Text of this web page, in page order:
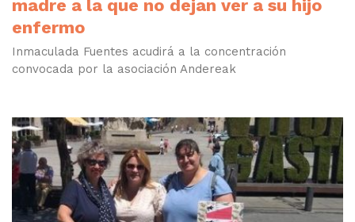
madre a la que no dejan ver a su hijo
enfermo
Inmaculada Fuentes acudirá a la concentración
convocada por la asociación Andereak